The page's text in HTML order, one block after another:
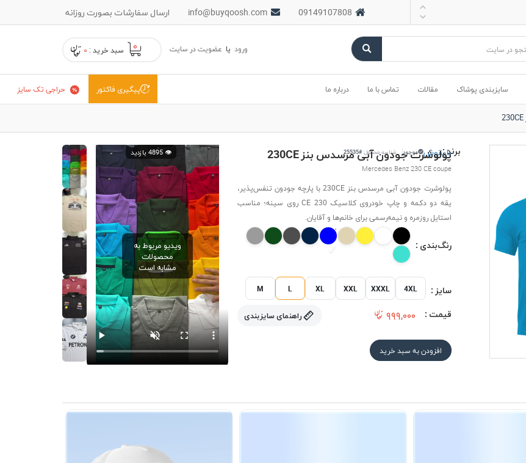
ارسال سفارشات بصورت روزانه info@buyqoosh.com 09149107808
۰ سبد خرید : ۰ ورود یا عضویت در سایت
حراجی تک سایز پیگیری فاکتور سایزبندی پوشاک مقالات تماس با ما درباره ما
پولوشرت جودون آبی مرسدس بنز 230CE
Mercedes Benz 230 CE coupe
برند :بایقوش موجود شناسه محصول:#25535
پولوشرت جودون آبی مرسدس بنز 230CE با پارچه جودون تنفس‌پذیر،
یقه دو دکمه و چاپ خودروی کلاسیک 230 CE روی سینه؛ مناسب
استایل روزمره و نیمه‌رسمی برای خانم‌ها و آقایان.
رنگ‌بندی :
سایز : M L XL XXL XXXL 4XL
قیمت : ۹۹۹,۰۰۰ راهنمای سایزبندی
افزودن به سبد خرید
👁️ 4895 بازدید
ویدیو مربوط به
محصولات
مشابه است